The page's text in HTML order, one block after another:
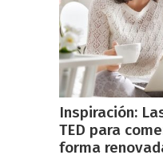
Inspiración:
TED para
forma